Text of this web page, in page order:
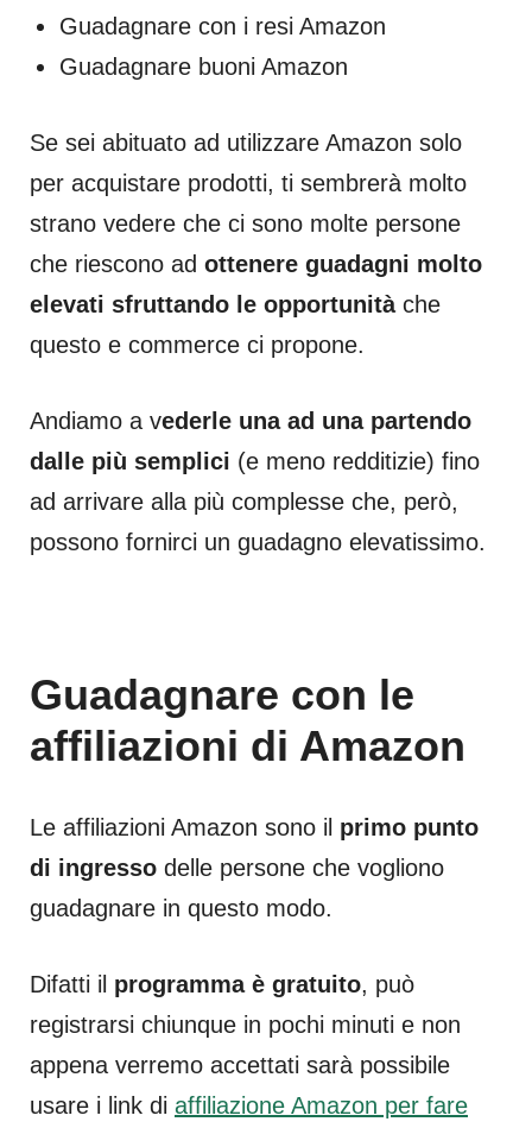
Guadagnare con i resi Amazon
Guadagnare buoni Amazon
Se sei abituato ad utilizzare Amazon solo
per acquistare prodotti, ti sembrerà molto
strano vedere che ci sono molte persone
che riescono ad ottenere guadagni molto
elevati sfruttando le opportunitàche
questo e commerce ci propone.
Andiamo a vederle una ad una partendo
dalle più semplici (e meno redditizie) fino
ad arrivare alla più complesse che, però,
possono fornirci un guadagno elevatissimo.
Guadagnare con le
affiliazioni di Amazon
Le affiliazioni Amazon sono il primo punto
di ingresso delle persone che vogliono
guadagnare in questo modo.
Difatti il programma è gratuito, può
registrarsi chiunque in pochi minuti e non
appena verremo accettati sarà possibile
usare i link di affiliazione Amazon per fare